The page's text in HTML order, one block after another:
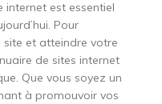
internet est essentiel
Pour
site et atteindre votre
de sites internet
Que vous soyez un
à promouvoir vos